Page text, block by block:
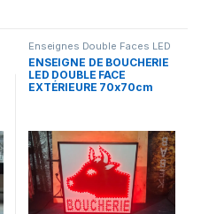
Enseignes Double Faces LED
ENSEIGNE DE BOUCHERIE
LED DOUBLE FACE
EXTÉRIEURE 70x70cm